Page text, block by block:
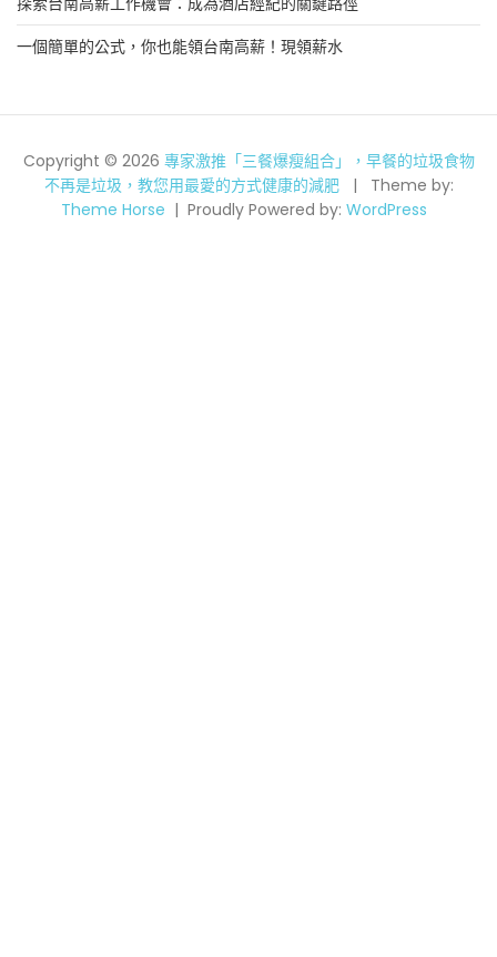
一個簡單的公式，你也能領台南高薪！現領薪水
Copyright © 2026 專家激推「三餐爆瘦組合」，早餐的垃圾食物
不再是垃圾，教您用最愛的方式健康的減肥
Theme by:
Theme Horse
Proudly Powered by: WordPress